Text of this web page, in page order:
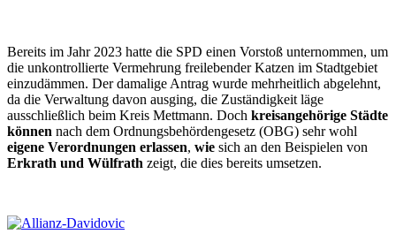
Bereits im Jahr 2023 hatte die SPD einen Vorstoß unternommen, um
die unkontrollierte Vermehrung freilebender Katzen im Stadtgebiet
einzudämmen. Der damalige Antrag wurde mehrheitlich abgelehnt,
da die Verwaltung davon ausging, die Zuständigkeit läge
ausschließlich beim Kreis Mettmann. Doch kreisangehörige Städte
können nach dem Ordnungsbehördengesetz (OBG) sehr wohl
eigene Verordnungen erlassen, wie sich an den Beispielen von
Erkrath und Wülfrath zeigt, die dies bereits umsetzen.